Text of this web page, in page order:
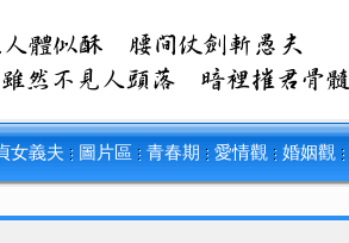
女義夫 圖片區 青春期 愛情觀 婚姻觀